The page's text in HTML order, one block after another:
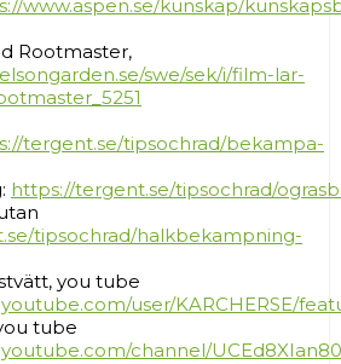
www.aspen.se/kunskap/
Rootmaster,
swe/sek/i/film-lar-
tergent.se/tipsochrad/bekampa-
https://tergent.se/tipsochrad/
tipsochrad/halkbekampning-
you tube
user/KARCHERSE/
tube
channel/